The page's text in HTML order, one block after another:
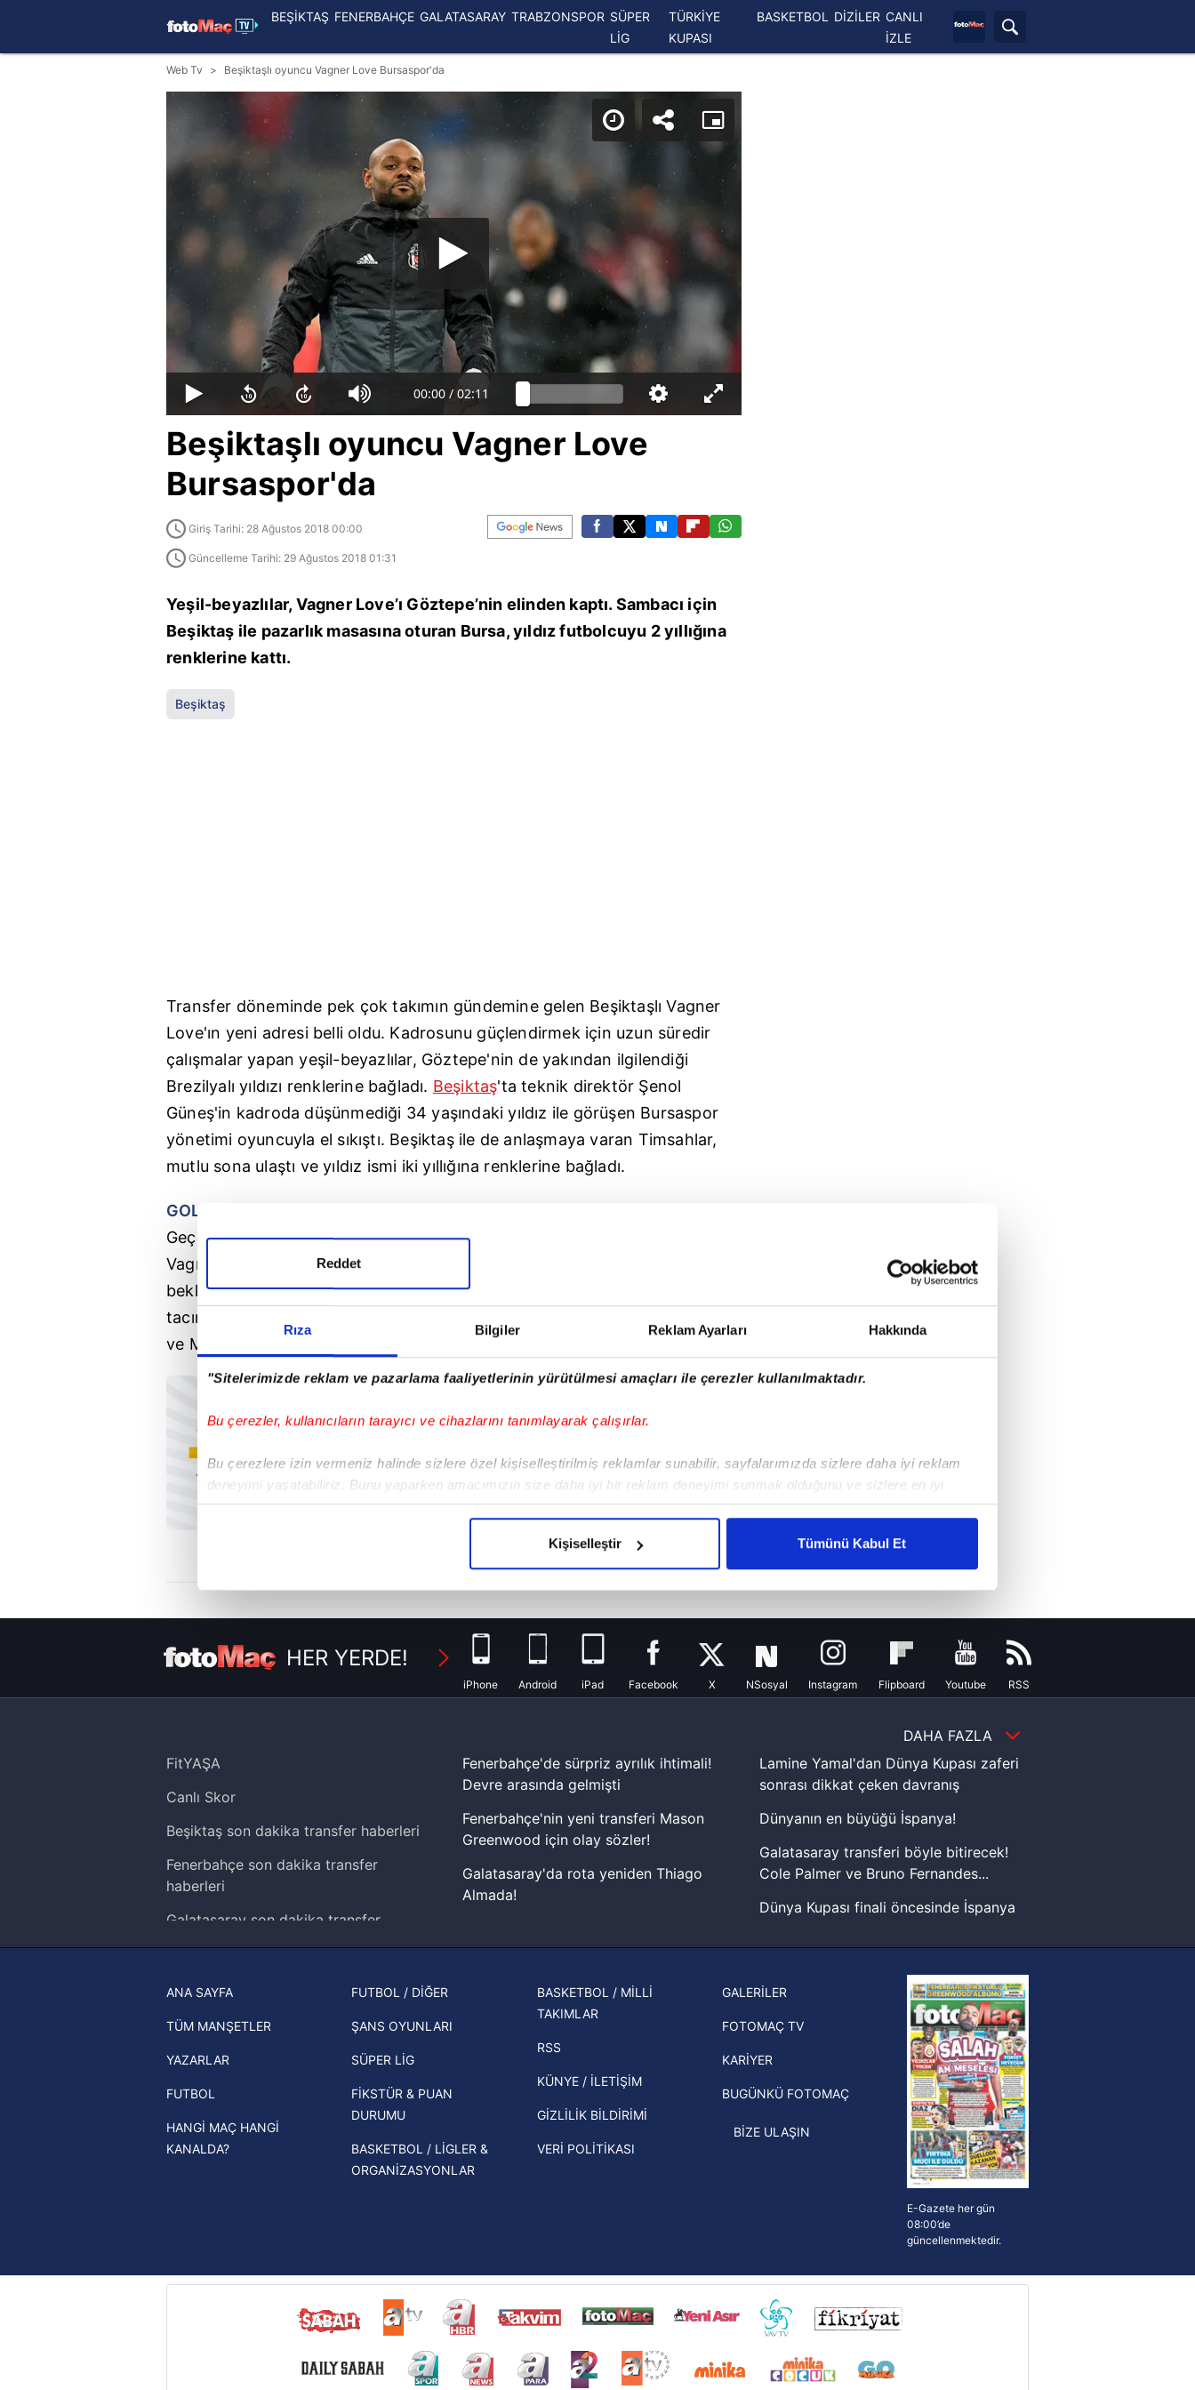
Rıza Bilgiler Reklam Ayarları Hakkında
"Sitelerimizde reklam ve pazarlama faaliyetlerinin yürütülmesi amaçları ile çerezler kullanılmaktadır.
Bu çerezler, kullanıcıların tarayıcı ve cihazlarını tanımlayarak çalışırlar.
Bu çerezlere izin vermeniz halinde sizlere özel kişiselleştirilmiş reklamlar sunabilir, sayfalarımızda sizlere daha iyi reklam
deneyimi yaşatabiliriz. Bunu yaparken amacımızın size daha iyi bir reklam deneyimi sunmak olduğunu ve sizlere en iyi
içerikleri sunabilmek adına elimizden gelen çabayı gösterdiğimizi ve bu noktada, reklamların maliyetlerimizi karşılamak
Her halükârda, kullanıcılar, bu çerezlere izin vermedikleri takdirde, kullanıcılara hedefli reklamlar gösterilmeyecektir."
çerezler vasıtasıyla çeşitli kişisel verileriniz işlenmekte olup gerekli olan çerezler bilgi toplumu hizmetlerinin sunulması
amacıyla kullanılmaktadır. Diğer çerezler, sitemizin daha işlevsel kılınması ve kişiselleştirilmesi ve sizlere yönelik
6698 sayılı Kişisel Verilerin Korunması Kanunu uyarınca hazırlanmış Aydınlatma Metnimizi okumak ve sitemizde ilgili
mevzuata uygun olarak kullanılan çerezlerle ilgili bilgi almak için lütfen
Reddet
Kişiselleştir Tümünü Kabul Et
BEŞİKTAŞ FENERBAHÇE GALATASARAY TRABZONSPOR SÜPER
LİG
TÜRKİYE
KUPASI
BASKETBOL DİZİLER CANLI
İZLE
Web Tv Beşiktaşlı oyuncu Vagner Love Bursaspor'da
00:00 / 02:11
Beşiktaşlı oyuncu Vagner Love
Bursaspor'da
Giriş Tarihi: 28 Ağustos 2018 00:00
Güncelleme Tarihi: 29 Ağustos 2018 01:31
Yeşil-beyazlılar, Vagner Love’ı Göztepe’nin elinden kaptı. Sambacı için
Beşiktaş ile pazarlık masasına oturan Bursa, yıldız futbolcuyu 2 yıllığına
renklerine kattı.
Beşiktaş
Transfer döneminde pek çok takımın gündemine gelen Beşiktaşlı Vagner
Love'ın yeni adresi belli oldu. Kadrosunu güçlendirmek için uzun süredir
çalışmalar yapan yeşil-beyazlılar, Göztepe'nin de yakından ilgilendiği
Brezilyalı yıldızı renklerine bağladı. Beşiktaş'ta teknik direktör Şenol
Güneş'in kadroda düşünmediği 34 yaşındaki yıldız ile görüşen Bursaspor
yönetimi oyuncuyla el sıkıştı. Beşiktaş ile de anlaşmaya varan Timsahlar,
mutlu sona ulaştı ve yıldız ismi iki yıllığına renklerine bağladı.
GOL KRALI OLMUŞTU
Geçen sezon ara transferde 3 milyon euro bonservisle Beşiktaş'a giden
Vagner Love, siyah-beyazlı takımda 17 resmi maçta 5 gol atarken
beklentileri karşılayamamıştı. 2016-2017 sezonunu attığı 23 golle krallık
tacını takan Brezilyalı yıldız geçmişte Palmeiras, CSKA Moskova, Flamengo
ve Monaco'da da forma giymişti.
HER YERDE!
iPhone Android iPad Facebook X NSosyal Instagram Flipboard Youtube RSS
DAHA FAZLA
FitYAŞA
Canlı Skor
Beşiktaş son dakika transfer haberleri
Fenerbahçe son dakika transfer
haberleri
Galatasaray son dakika transfer
haberleri
Trendyol Süper Lig haberleri
Ziraat Türkiye Kupası haberleri
UEFA Şampiyonlar Ligi haberleri
UEFA Avrupa Ligi haberleri
UEFA Konferans Ligi haberleri
Fenerbahçe'de sürpriz ayrılık ihtimali!
Devre arasında gelmişti
Fenerbahçe'nin yeni transferi Mason
Greenwood için olay sözler!
Galatasaray'da rota yeniden Thiago
Almada!
muhtemel rakibi belli oldu! Gornik
İspanya-Arjantin finalinin ardından dış
Beşiktaş'ın UEFA Avrupa Ligi'nde 3. Ön
Eleme Turu muhtemel rakipleri belli
Lamine Yamal'dan Dünya Kupası zaferi
sonrası dikkat çeken davranış
Dünyanın en büyüğü İspanya!
Galatasaray transferi böyle bitirecek!
Cole Palmer ve Bruno Fernandes...
Dünya Kupası finali öncesinde İspanya
şampiyonluk yüzüğü verilecek
Hernan Crespo, Meksika Ligi
ekiplerinden Atlas'ın yeni teknik
direktörü oldu
ANA SAYFA
TÜM MANŞETLER
YAZARLAR
FUTBOL
HANGİ MAÇ HANGİ
KANALDA?
FUTBOL / DİĞER
ŞANS OYUNLARI
SÜPER LİG
FİKSTÜR & PUAN
DURUMU
BASKETBOL / LİGLER &
ORGANİZASYONLAR
BASKETBOL / MİLLİ
TAKIMLAR
RSS
KÜNYE / İLETİŞİM
GİZLİLİK BİLDİRİMİ
VERİ POLİTİKASI
GALERİLER
FOTOMAÇ TV
KARİYER
BUGÜNKÜ FOTOMAÇ
BİZE ULAŞIN
E-Gazete her gün
08:00’de
güncellenmektedir.